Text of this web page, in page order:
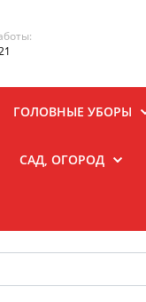
ГОЛОВНЫЕ УБОРЫ
САД, ОГОРОД